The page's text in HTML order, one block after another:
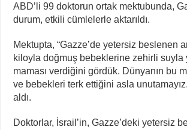
ABD’li 99 doktorun ortak mektubunda,
durum, etkili cümlelerle aktarıldı.
Mektupta, “Gazze’de yetersiz beslenen
kiloyla doğmuş bebeklerine zehirli suyla
maması verdiğini gördük. Dünyanın bu
ve bebekleri terk ettiğini asla
aldı.
Doktorlar, İsrail’in, Gazze’deki yetersiz